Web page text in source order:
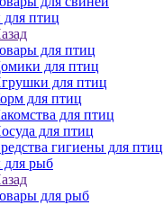
птиц
для птиц
для птиц
для птиц
для птиц
для птиц
для птиц
гигиены для птиц
для рыб
для рыб